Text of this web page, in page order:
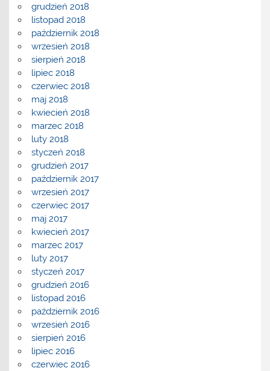
grudzień 2018
listopad 2018
październik 2018
wrzesień 2018
sierpień 2018
lipiec 2018
czerwiec 2018
maj 2018
kwiecień 2018
marzec 2018
luty 2018
styczeń 2018
grudzień 2017
październik 2017
wrzesień 2017
czerwiec 2017
maj 2017
kwiecień 2017
marzec 2017
luty 2017
styczeń 2017
grudzień 2016
listopad 2016
październik 2016
wrzesień 2016
sierpień 2016
lipiec 2016
czerwiec 2016